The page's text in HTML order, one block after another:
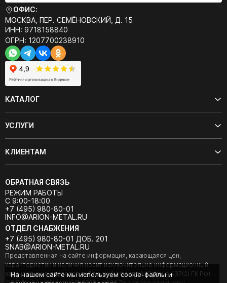
ОФИС:
МОСКВА, ПЕР. СЕМЁНОВСКИЙ, Д. 15
ИНН: 9718158840
ОГРН: 1207700238910
КАТАЛОГ
УСЛУГИ
КЛИЕНТАМ
ОБРАТНАЯ СВЯЗЬ
РЕЖИМ РАБОТЫ
С 9:00-18:00
+7 (495) 980-80-01
INFO@ARION-METAL.RU
ОТДЕЛ СНАБЖЕНИЯ
+7 (495) 980-80-01 ДОБ. 201
SNAB@ARION-METAL.RU
Представленная на сайте информация, касающаяся цен,
характеристик и наличия носит исключительно информационный
характер и не является публичной офертой (Статья 437(2) ГК РФ).
На нашем сайте мы используем cookie-файлы и